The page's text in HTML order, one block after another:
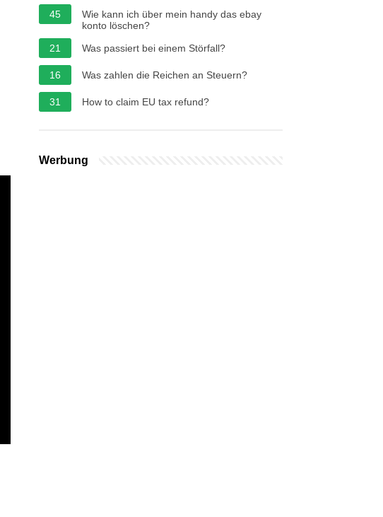
45
Wie kann ich über mein handy das ebay
konto löschen?
21
Was passiert bei einem Störfall?
16 Was zahlen die Reichen an Steuern?
31 How to claim EU tax refund?
Werbung